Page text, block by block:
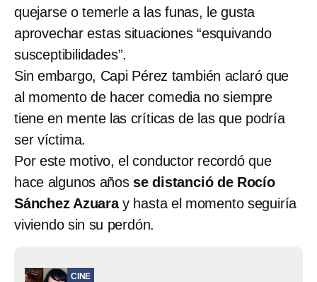
quejarse o temerle a las funas, le gusta
aprovechar estas situaciones “esquivando
susceptibilidades”.
Sin embargo, Capi Pérez también aclaró que
al momento de hacer comedia no siempre
tiene en mente las críticas de las que podría
ser víctima.
Por este motivo, el conductor recordó que
hace algunos años se distanció de Rocío
Sánchez Azuaray hasta el momento seguiría
viviendo sin su perdón.
CINE